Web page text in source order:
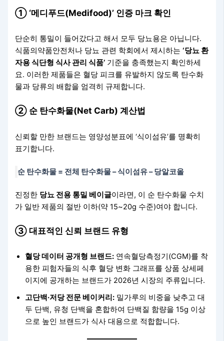
① ‘메디푸드(Medifood)’ 인증 마크 확인
단순히 통밀이 들어갔다고 해서 모두 당뇨용은 아닙니다.
식품의약품안전처나 당뇨 관련 학회에서 제시하는‘당뇨 환
자용 식단형 식사 관리 식품’ 기준을 충족했는지 확인하세
요. 이러한 제품들은 혈당 피크를 유발하지 않도록 탄수화
물과 당류의 배합을 엄격히 규제합니다.
② 순 탄수화물(Net Carb) 계산법
신뢰할 만한 브랜드는 영양성분표에 ‘식이섬유’를 명확히
표기합니다.
순 탄수화물 = 전체 탄수화물 – 식이섬유 – 당알코올
진정한 당뇨 전용 통밀 베이글이라면, 이 순 탄수화물 수치
가 일반 제품의 절반 이하(약 15~20g 수준)여야 합니다.
③ 대표적인 신뢰 브랜드 유형
혈당 데이터 공개형 브랜드: 연속혈당측정기(CGM)를 착
용한 피험자들의 식후 혈당 변화 그래프를 상품 상세페
이지에 공개하는 브랜드가 2026년 시장의 주류입니다.
고단백·저당 전문 베이커리: 밀가루의 비중을 낮추고 대
두 단백, 유청 단백을 혼합하여 단백질 함량을 15g 이상
으로 높인 브랜드가 식사 대용으로 적합합니다.